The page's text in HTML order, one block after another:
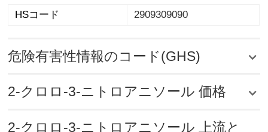
HSコード 2909309090
危険有害性情報のコード(GHS)
2-クロロ-3-ニトロアニソール 価格
2-クロロ-3-ニトロアニソール 上流と